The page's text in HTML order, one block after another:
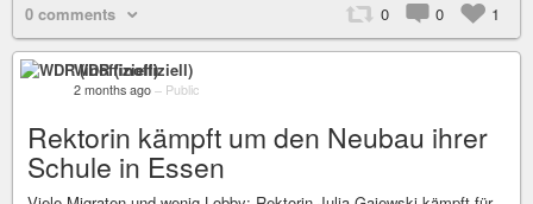
0 comments 0 0 1
WDR (inoffiziell)
2 months ago – Public
Rektorin kämpft um den Neubau ihrer
Schule in Essen